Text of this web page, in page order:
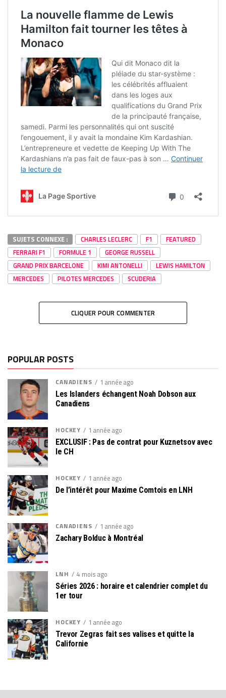
SUJETS CONNEXE : CHARLES LECLERC F1
FEATURED
FERRARI F1
FORMULE 1
GEORGE RUSSELL
GRAND PRIX BARCELONE
KIMI ANTONELLI
LEWIS HAMILTON
MERCEDES
PILOTES MERCEDES SCUDERIA
CLIQUER POUR COMMENTER
POPULAR POSTS
CANADIENS 1 année ago
Les Islanders échangent Noah Dobson aux
Canadiens
HOCKEY 1 année ago
EXCLUSIF : Pas de contrat pour Kuznetsov avec
le CH
HOCKEY 1 année ago
De l’intérêt pour Maxime Comtois en LNH
CANADIENS 1 année ago
Zachary Bolduc à Montréal
LNH 4 mois ago
Séries 2026 : horaire et calendrier complet du
1er tour
HOCKEY 1 année ago
Trevor Zegras fait ses valises et quitte la
Californie